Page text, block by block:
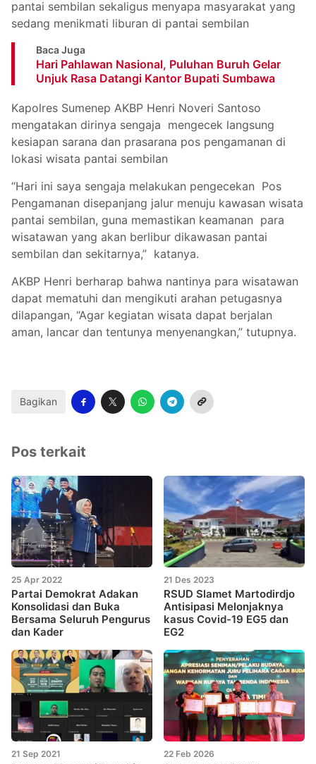
pantai sembilan sekaligus menyapa masyarakat yang
sedang menikmati liburan di pantai sembilan
Baca Juga
Hari Pahlawan Nasional, Puluhan Buruh Gelar
Unjuk Rasa Datangi Kantor Bupati Sumbawa
Kapolres Sumenep AKBP Henri Noveri Santoso
mengatakan dirinya sengaja mengecek langsung
kesiapan sarana dan prasarana pos pengamanan di
lokasi wisata pantai sembilan
“Hari ini saya sengaja melakukan pengecekan Pos
Pengamanan disepanjang jalur menuju kawasan wisata
pantai sembilan, guna memastikan keamanan para
wisatawan yang akan berlibur dikawasan pantai
sembilan dan sekitarnya,” katanya.
AKBP Henri berharap bahwa nantinya para wisatawan
dapat mematuhi dan mengikuti arahan petugasnya
dilapangan, “Agar kegiatan wisata dapat berjalan
aman, lancar dan tentunya menyenangkan,” tutupnya.
Bagikan
Pos terkait
25 Apr 2022
Partai Demokrat Adakan
Konsolidasi dan Buka
Bersama Seluruh Pengurus
dan Kader
21 Des 2023
RSUD Slamet Martodirdjo
Antisipasi Melonjaknya
kasus Covid-19 EG5 dan
EG2
21 Sep 2021 22 Feb 2026